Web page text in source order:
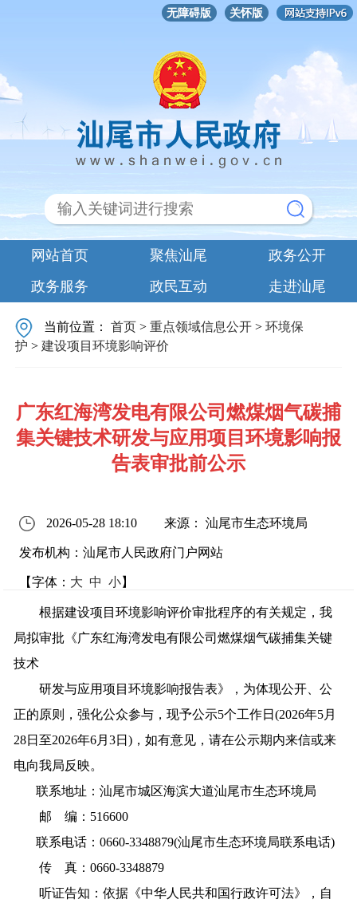
无障碍版 关怀版
网站首页 聚焦汕尾
政务公开
政务服务
政民互动 走进汕尾
当前位置：首页 >重点领域信息公开 >环境保
护 >建设项目环境影响评价
广东红海湾发电有限公司燃煤烟气碳捕
集关键技术研发与应用项目环境影响报
告表审批前公示
2026-05-28 18:10 来源： 汕尾市生态环境局
发布机构：汕尾市人民政府门户网站
【字体： 大 中 小】
根据建设项目环境影响评价审批程序的有关规定，我
局拟审批《广东红海湾发电有限公司燃煤烟气碳捕集关键
技术
研发与应用项目环境影响报告表》，为体现公开、公
正的原则，强化公众参与，现予公示5个工作日(2026年5月
28日至2026年6月3日)，如有意见，请在公示期内来信或来
电向我局反映。
联系地址：汕尾市城区海滨大道汕尾市生态环境局
邮 编：516600
联系电话：0660-3348879(汕尾市生态环境局联系电话)
传 真：0660-3348879
听证告知：依据《中华人民共和国行政许可法》，自